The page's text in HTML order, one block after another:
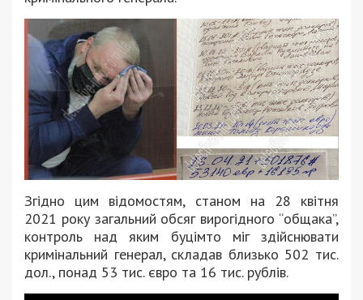
Згідно цим відомостям, станом на 28 квітня
2021 року загальний обсяг вирогідного “общака”,
контроль над яким буцімто міг здійснювати
кримінальний генерал, складав близько 502 тис.
дол., понад 53 тис. євро та 16 тис. рублів.